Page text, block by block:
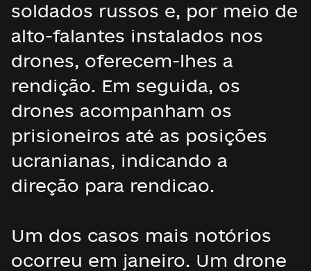
soldados russos e, por meio de
alto-falantes instalados nos
drones, oferecem-lhes a
rendição. Em seguida, os
drones acompanham os
prisioneiros até as posições
ucranianas, indicando a
direção para rendicao.
Um dos casos mais notórios
ocorreu em janeiro. Um drone